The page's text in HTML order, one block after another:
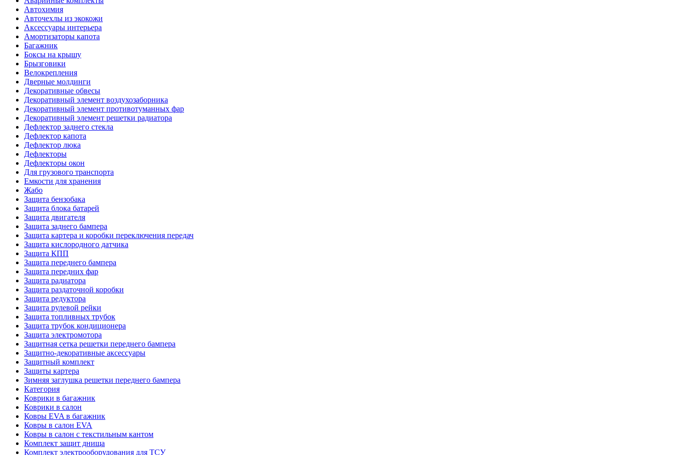
Автохимия
Авточехлы из экокожи
Аксессуары интерьера
Амортизаторы капота
Багажник
Боксы на крышу
Брызговики
Велокрепления
Дверные молдинги
Декоративные обвесы
Декоративный элемент воздухозаборника
Декоративный элемент противотуманных фар
Декоративный элемент решетки радиатора
Дефлектор заднего стекла
Дефлектор капота
Дефлектор люка
Дефлекторы
Дефлекторы окон
Для грузового транспорта
Емкости для хранения
Жабо
Защита бензобака
Защита блока батарей
Защита двигателя
Защита заднего бампера
Защита картера и коробки переключения передач
Защита кислородного датчика
Защита КПП
Защита переднего бампера
Защита передних фар
Защита радиатора
Защита раздаточной коробки
Защита редуктора
Защита рулевой рейки
Защита топливных трубок
Защита трубок кондиционера
Защита электромотора
Защитная сетка решетки переднего бампера
Защитно-декоративные аксессуары
Защитный комплект
Защиты картера
Зимняя заглушка решетки переднего бампера
Категория
Коврики в багажник
Коврики в салон
Ковры EVA в багажник
Ковры в салон EVA
Ковры в салон с текстильным кантом
Комплект защит днища
Комплект электрооборудования для ТСУ